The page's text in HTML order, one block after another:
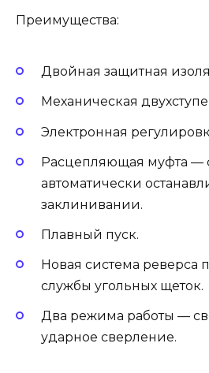
Преимущества:
Двойная защитная
Механическая
Электронная
Расцепляющая муфта —
автоматически
заклинивании.
Плавный пуск.
Новая система реверса
службы угольных щеток.
Два режима работы —
ударное сверление.